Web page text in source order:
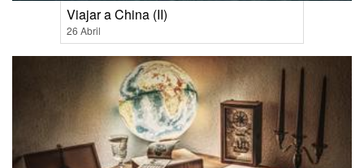
Viajar a China (II)
26 Abril